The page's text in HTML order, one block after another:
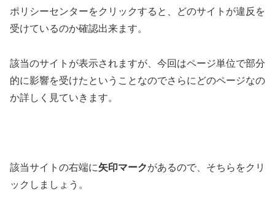
ポリシーセンターをクリックすると、どのサイトが違反を
受けているのか確認出来ます。
該当のサイトが表示されますが、今回はページ単位で部分
的に影響を受けたということなのでさらにどのページなの
か詳しく見ていきます。
該当サイトの右端に矢印マークがあるので、そちらをクリ
ックしましょう。